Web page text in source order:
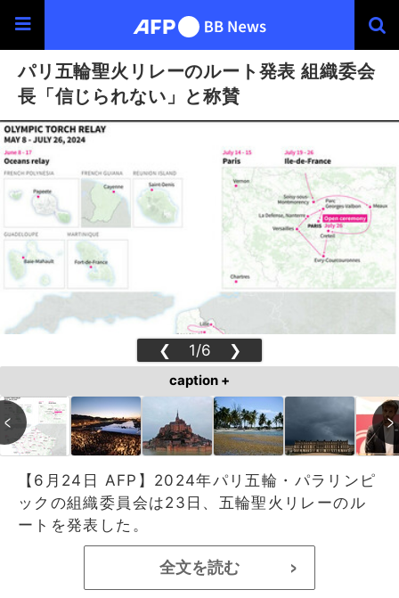
パリ五輪聖火リレーのルート発表 組織委会
長「信じられない」と称賛
❮ 1/6 ❯
caption +
【6月24日 AFP】2024年パリ五輪・パラリンピ
ックの組織委員会は23日、五輪聖火リレーのル
ートを発表した。
全文を読む >